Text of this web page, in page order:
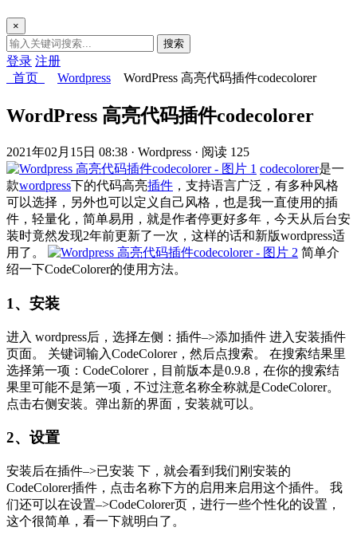
×
搜索
登录 注册
首页
Wordpress WordPress 高亮代码插件codecolorer
WordPress 高亮代码插件codecolorer
2021年02月15日 08:38 · Wordpress · 阅读 125
codecolorer是一
款wordpress下的代码高亮插件 ，支持语言广泛，有多种风格
可以选择，另外也可以定义自己风格，也是我一直使用的插
件，轻量化，简单易用，就是作者停更好多年，今天从后台安
装时竟然发现2年前更新了一次，这样的话和新版wordpress适
用了。
简单介
绍一下CodeColorer的使用方法。
1、安装
进入 wordpress后，选择左侧：插件–>添加插件 进入安装插件
页面。 关键词输入CodeColorer，然后点搜索。 在搜索结果里
选择第一项：CodeColorer，目前版本是0.9.8，在你的搜索结
果里可能不是第一项，不过注意名称全称就是CodeColorer。
点击右侧安装。弹出新的界面，安装就可以。
2、设置
安装后在插件–>已安装 下，就会看到我们刚安装的
CodeColorer插件，点击名称下方的启用来启用这个插件。 我
们还可以在设置–>CodeColorer页，进行一些个性化的设置，
这个很简单，看一下就明白了。